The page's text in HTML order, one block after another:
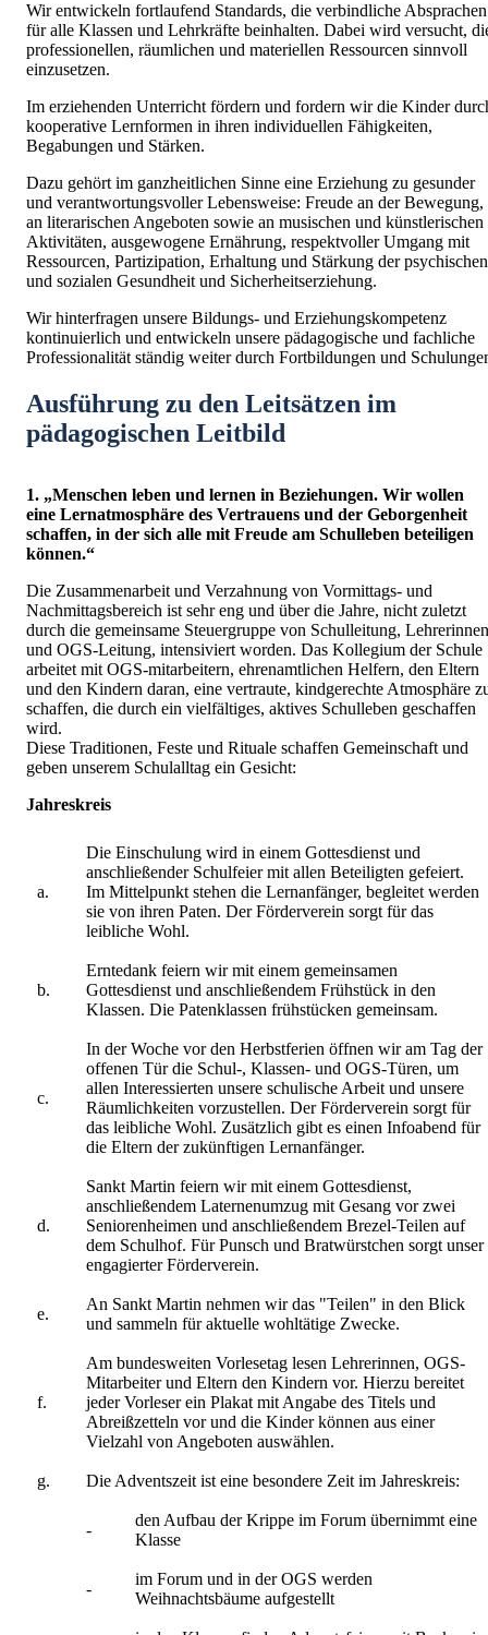
Wir entwickeln fortlaufend Standards, die verbindliche Absprachen
für alle Klassen und Lehrkräfte beinhalten. Dabei wird versucht,
professionellen, räumlichen und materiellen Ressourcen sinnvoll
einzusetzen.
Im erziehenden Unterricht fördern und fordern wir die Kinder
kooperative Lernformen in ihren individuellen Fähigkeiten,
Begabungen und Stärken.
Dazu gehört im ganzheitlichen Sinne eine Erziehung zu gesunder
und verantwortungsvoller Lebensweise: Freude an der Bewegung,
an literarischen Angeboten sowie an musischen und künstlerischen
Aktivitäten, ausgewogene Ernährung, respektvoller Umgang mit
Ressourcen, Partizipation, Erhaltung und Stärkung der psychischen
und sozialen Gesundheit und Sicherheitserziehung.
Wir hinterfragen unsere Bildungs- und Erziehungskompetenz
kontinuierlich und entwickeln unsere pädagogische und fachliche
Professionalität ständig weiter durch Fortbildungen und
Ausführung zu den Leitsätzen im
pädagogischen Leitbild
1. „Menschen leben und lernen in Beziehungen. Wir wollen
eine Lernatmosphäre des Vertrauens und der Geborgenheit
schaffen, in der sich alle mit Freude am Schulleben beteiligen
können.“
Die Zusammenarbeit und Verzahnung von Vormittags- und
Nachmittagsbereich ist sehr eng und über die Jahre, nicht zuletzt
durch die gemeinsame Steuergruppe von Schulleitung, Lehrerinnen
und OGS-Leitung, intensiviert worden. Das Kollegium der Schule
arbeitet mit OGS-mitarbeitern, ehrenamtlichen Helfern, den Eltern
und den Kindern daran, eine vertraute, kindgerechte Atmosphäre
schaffen, die durch ein vielfältiges, aktives Schulleben geschaffen
wird.
Diese Traditionen, Feste und Rituale schaffen Gemeinschaft und
geben unserem Schulalltag ein Gesicht:
Jahreskreis
a.
Die Einschulung wird in einem Gottesdienst und
anschließender Schulfeier mit allen Beteiligten gefeiert.
Im Mittelpunkt stehen die Lernanfänger, begleitet werden
sie von ihren Paten. Der Förderverein sorgt für das
leibliche Wohl.
b.
Erntedank feiern wir mit einem gemeinsamen
Gottesdienst und anschließendem Frühstück in den
Klassen. Die Patenklassen frühstücken gemeinsam.
c.
In der Woche vor den Herbstferien öffnen wir am Tag der
offenen Tür die Schul-, Klassen- und OGS-Türen, um
allen Interessierten unsere schulische Arbeit und unsere
Räumlichkeiten vorzustellen. Der Förderverein sorgt für
das leibliche Wohl. Zusätzlich gibt es einen Infoabend für
die Eltern der zukünftigen Lernanfänger.
d.
Sankt Martin feiern wir mit einem Gottesdienst,
anschließendem Laternenumzug mit Gesang vor zwei
Seniorenheimen und anschließendem Brezel-Teilen auf
dem Schulhof. Für Punsch und Bratwürstchen sorgt unser
engagierter Förderverein.
e.
An Sankt Martin nehmen wir das "Teilen" in den Blick
und sammeln für aktuelle wohltätige Zwecke.
f.
Am bundesweiten Vorlesetag lesen Lehrerinnen, OGS-
Mitarbeiter und Eltern den Kindern vor. Hierzu bereitet
jeder Vorleser ein Plakat mit Angabe des Titels und
Abreißzetteln vor und die Kinder können aus einer
Vielzahl von Angeboten auswählen.
g. Die Adventszeit ist eine besondere Zeit im Jahreskreis:
-
den Aufbau der Krippe im Forum übernimmt eine
Klasse
-
im Forum und in der OGS werden
Weihnachtsbäume aufgestellt